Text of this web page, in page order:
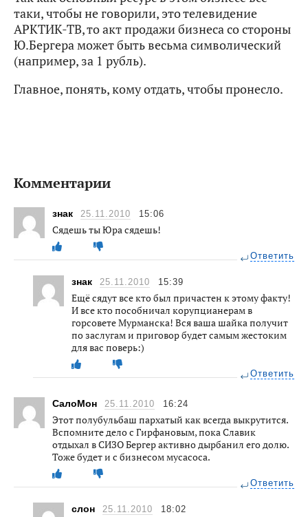
таки, чтобы не говорили, это телевидение
АРКТИК-ТВ, то акт продажи бизнеса со стороны
Ю.Бергера может быть весьма символический
(например, за 1 рубль).
Главное, понять, кому отдать, чтобы пронесло.
Комментарии
знак 25.11.2010 15:06
Сядешь ты Юра сядешь!
Ответить
знак 25.11.2010 15:39
Ещё сядут все кто был причастен к этому факту!
И все кто пособничал корупцианерам в
горсовете Мурманска! Вся ваша шайка получит
по заслугам и приговор будет самым жестоким
для вас поверь:)
Ответить
СалоМон 25.11.2010 16:24
Этот полубульбаш пархатый как всегда выкрутится.
Вспомните дело с Гирфановым, пока Славик
отдыхал в СИЗО Бергер активно дырбанил его долю.
Тоже будет и с бизнесом мусасоса.
Ответить
слон 25.11.2010 18:02